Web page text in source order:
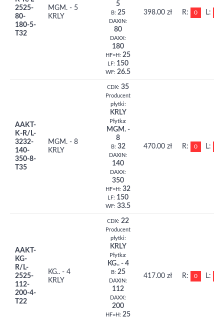
2525-
80-
180-5-
T32
MGM. - 5
KRLY
5
B: 25
DAXIN:
80
DAXX:
180
HF=H: 25
LF: 150
WF: 26.5
398.00 zł R: 0 L:
AAKT-
K-R/L-
3232-
140-
350-8-
T35
MGM. - 8
KRLY
CDX: 35
Producent
płytki:
KRLY
Płytka:
MGM. -
8
B: 32
DAXIN:
140
DAXX:
350
HF=H: 32
LF: 150
WF: 33.5
470.00 zł R: 0 L:
AAKT-
KG-
R/L-
2525-
112-
200-4-
T22
KG.. - 4
KRLY
CDX: 22
Producent
płytki:
KRLY
Płytka:
KG.. - 4
B: 25
DAXIN:
112
DAXX:
200
HF=H: 25
417.00 zł R: 0 L: